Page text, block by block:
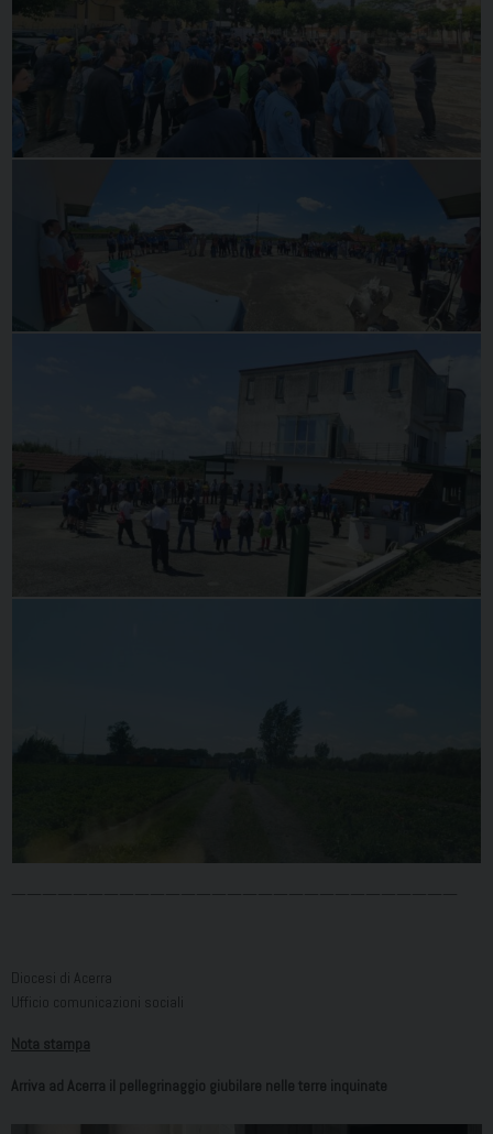
Diocesi di Acerra
Ufficio comunicazioni sociali
Nota stampa
Arriva ad Acerra il pellegrinaggio giubilare nelle terre inquinate